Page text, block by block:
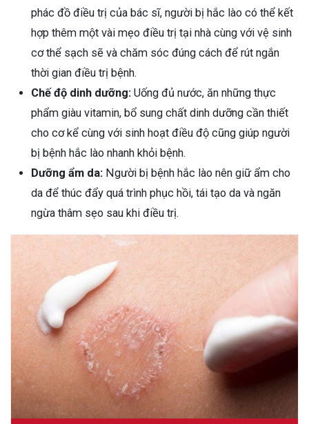
phác đồ điều trị của bác sĩ, người bị hắc lào có thể kết
hợp thêm một vài mẹo điều trị tại nhà cùng với vệ sinh
cơ thể sạch sẽ và chăm sóc đúng cách để rút ngắn
thời gian điều trị bệnh.
Chế độ dinh dưỡng: Uống đủ nước, ăn những thực
phẩm giàu vitamin, bổ sung chất dinh dưỡng cần thiết
cho cơ kể cùng với sinh hoạt điều độ cũng giúp người
bị bệnh hắc lào nhanh khỏi bệnh.
Dưỡng ẩm da: Người bị bệnh hắc lào nên giữ ẩm cho
da để thúc đẩy quá trình phục hồi, tái tạo da và ngăn
ngừa thâm sẹo sau khi điều trị.